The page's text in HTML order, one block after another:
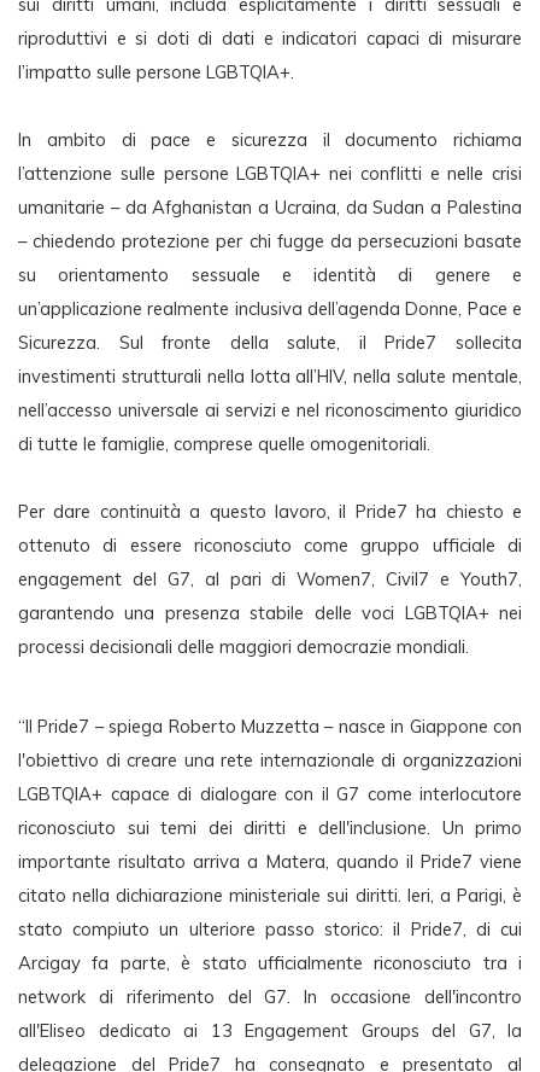
riproduttivi e si doti di dati e indicatori capaci di misurare
l’impatto sulle persone LGBTQIA+.
In ambito di pace e sicurezza il documento richiama
l’attenzione sulle persone LGBTQIA+ nei conflitti e nelle crisi
umanitarie – da Afghanistan a Ucraina, da Sudan a Palestina
– chiedendo protezione per chi fugge da persecuzioni basate
su orientamento sessuale e identità di genere e
un’applicazione realmente inclusiva dell’agenda Donne, Pace e
Sicurezza. Sul fronte della salute, il Pride7 sollecita
investimenti strutturali nella lotta all’HIV, nella salute mentale,
nell’accesso universale ai servizi e nel riconoscimento giuridico
di tutte le famiglie, comprese quelle omogenitoriali.
Per dare continuità a questo lavoro, il Pride7 ha chiesto e
ottenuto di essere riconosciuto come gruppo ufficiale di
engagement del G7, al pari di Women7, Civil7 e Youth7,
garantendo una presenza stabile delle voci LGBTQIA+ nei
processi decisionali delle maggiori democrazie mondiali.
“Il Pride7 – spiega Roberto Muzzetta – nasce in Giappone con
l'obiettivo di creare una rete internazionale di organizzazioni
LGBTQIA+ capace di dialogare con il G7 come interlocutore
riconosciuto sui temi dei diritti e dell'inclusione. Un primo
importante risultato arriva a Matera, quando il Pride7 viene
citato nella dichiarazione ministeriale sui diritti. Ieri, a Parigi, è
stato compiuto un ulteriore passo storico: il Pride7, di cui
Arcigay fa parte, è stato ufficialmente riconosciuto tra i
network di riferimento del G7. In occasione dell'incontro
all'Eliseo dedicato ai 13 Engagement Groups del G7, la
delegazione del Pride7 ha consegnato e presentato al